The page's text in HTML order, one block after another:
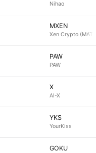
Nihao
MXEN
Xen Crypto
PAW
PAW
X
AI-X
YKS
YourKiss
GOKU